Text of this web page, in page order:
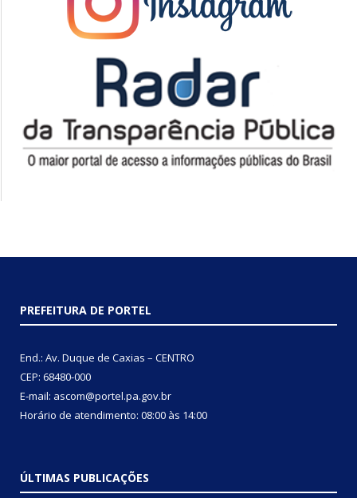
PREFEITURA DE PORTEL
End.: Av. Duque de Caxias – CENTRO
CEP: 68480-000
E-mail: ascom@portel.pa.gov.br
Horário de atendimento: 08:00 às 14:00
ÚLTIMAS PUBLICAÇÕES